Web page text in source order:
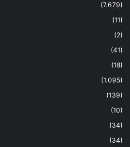
(7.679)
(11)
(2)
(41)
(18)
(1.095)
(139)
(10)
(34)
(34)